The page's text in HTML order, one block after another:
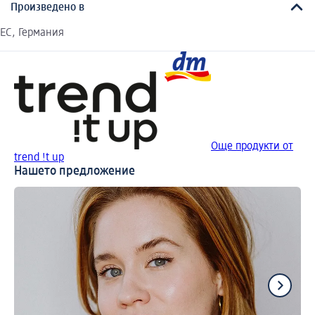
Произведено в
EC, Германия
Още продукти от
trend !t up
Нашето предложение